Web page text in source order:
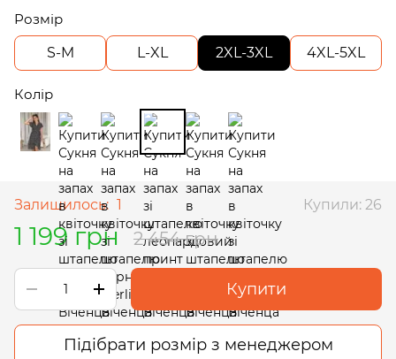
Розмір
S-M
L-XL 2XL-3XL 4XL-5XL
Колір
Залишилось: 1 Купили: 26
1 199 грн 2 454 грн
Купити
Підібрати розмір з менеджером